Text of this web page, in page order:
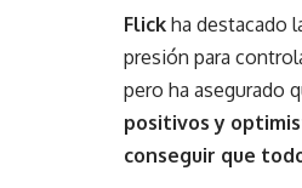
Flick ha destacado
presión para
pero ha asegurado
positivos y
conseguir que